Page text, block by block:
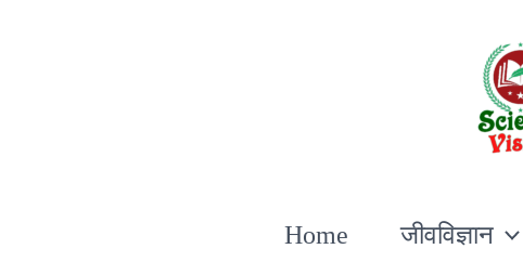
Home जीवविज्ञान